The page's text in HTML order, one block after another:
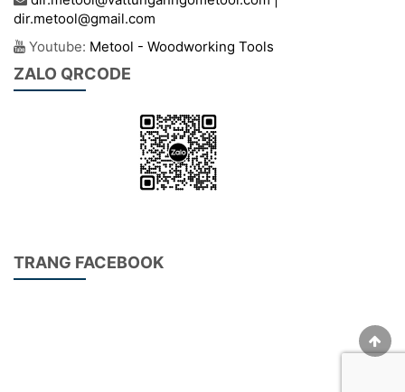
dir.metool@gmail.com
Youtube: Metool - Woodworking Tools
ZALO QRCODE
TRANG FACEBOOK